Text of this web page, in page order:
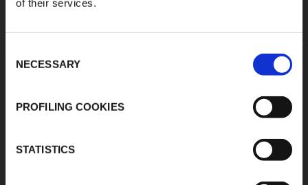
of their services.
Selection
NECESSARY
PROFILING COOKIES
STATISTICS